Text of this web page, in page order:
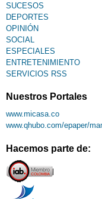
SUCESOS
DEPORTES
OPINIÓN
SOCIAL
ESPECIALES
ENTRETENIMIENTO
SERVICIOS RSS
Nuestros Portales
www.micasa.co
www.qhubo.com/epaper/
Hacemos parte de: